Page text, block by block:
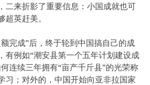
二来折影了重要信息：小国成就也可
英赶美。
完成”后，终于轮到中国搞自己的成
有例如“潮安县第一个五年计划建设成
连续三年拥有“亩产千斤县”的光荣称
习；对外的，中国开始向亚非拉国家